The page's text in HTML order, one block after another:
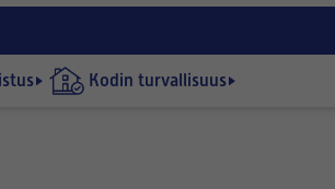
Kodin turvallisuus